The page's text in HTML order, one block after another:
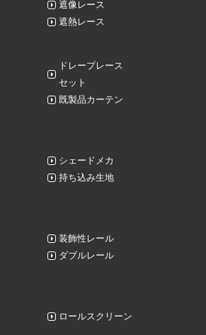
遮像レース
遮熱レース
ドレープレース
セット
既製品カーテン
シェードメカ
持ち込み生地
装飾性レール
ダブルレール
ロールスクリーン